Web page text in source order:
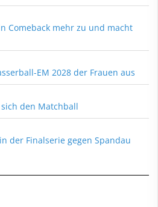
Comeback mehr zu und macht
EM 2028 der Frauen aus
den Matchball
der Finalserie gegen Spandau